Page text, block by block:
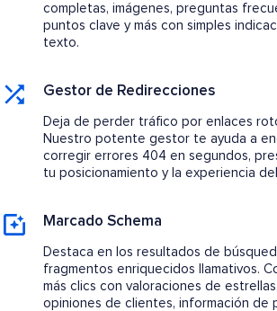
completas, imágenes, preguntas
puntos clave y más con simples
texto.
Gestor de Redirecciones
Deja de perder tráfico por enlaces
Nuestro potente gestor te ayuda a
corregir errores 404 en segundos,
tu posicionamiento y la experiencia
Marcado Schema
Destaca en los resultados de
fragmentos enriquecidos llamativos.
más clics con valoraciones de estrellas,
opiniones de clientes, información de